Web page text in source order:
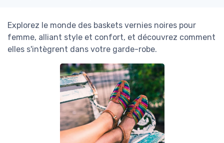
Explorez le monde des baskets vernies noires pour
femme, alliant style et confort, et découvrez comment
elles s'intègrent dans votre garde-robe.